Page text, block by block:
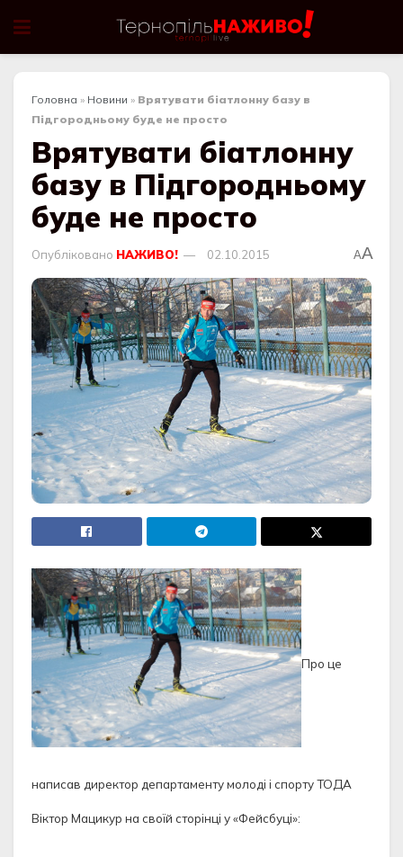
Головна » Новини » Врятувати біатлонну базу в
Підгородньому буде не просто
Врятувати біатлонну
базу в Підгородньому
буде не просто
Опубліковано НАЖИВО! 02.10.2015 AA
Про це
написав директор департаменту молоді і спорту ТОДА
Віктор Мацикур на своїй сторінці у «Фейсбуці»: